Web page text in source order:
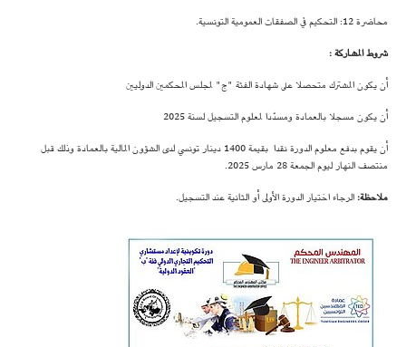
محاضرة 12: التحكيم في الصفقات العمومية التونسية.
شروط المشاركة :
أن يكون المشترك متحصلا على شهادة الفئة "ج" لمجلس المحكمين الدوليين
أن يكون مسجلا بالعمادة ومسدّدا لمعلوم التسجيل لسنة 2025
أن يقوم بدفع معلوم الدورة نقدا بقيمة 1400 دينار تونسي لدى الشؤون المالية بالعمادة وذلك قبل
منتصف النهار ليوم الجمعة 28 مارس 2025.
ملاحظة: الرجاء اختيار الدورة الأولى أو الثانية عند التسجيل.